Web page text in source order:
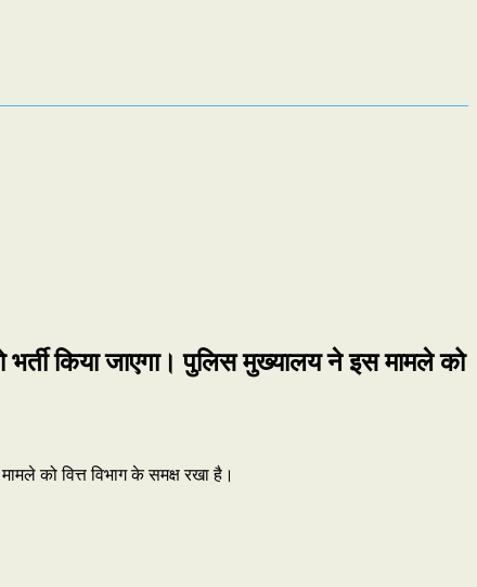
किया जाएगा। पुलिस मुख्यालय ने इस मामले को
को वित्त विभाग के समक्ष रखा है।